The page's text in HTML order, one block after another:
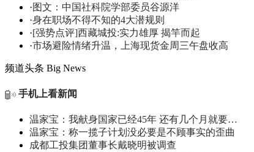
·图文：中国社科院学部委员谷源洋
·身在职场不得不知的4大潜规则
·[强势点评]西藏城投:实力雄厚 揭竿而起
·市场避险情绪升温，上海现货金周三午盘收高
频道头条 Big News
手机上看新闻
温家宝：我献身国家已经45年 还有几个月就要…
温家宝：称一揽子计划没必要是不顾事实的歪曲
成都工投集团董事长戴晓明被调查